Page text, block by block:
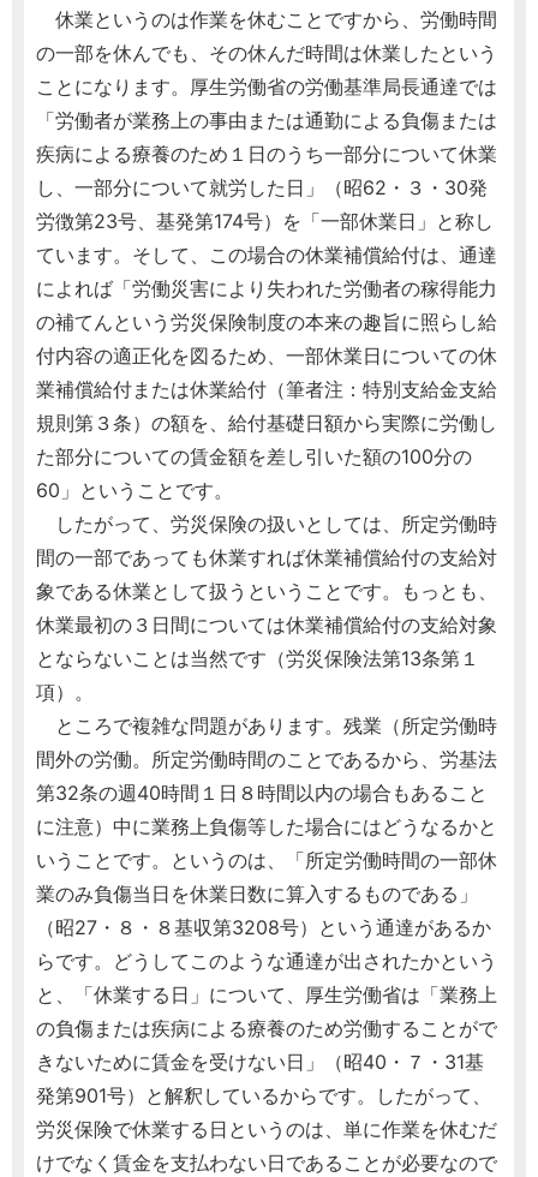
休業というのは作業を休むことですから、労働時間
の一部を休んでも、その休んだ時間は休業したという
ことになります。厚生労働省の労働基準局長通達では
「労働者が業務上の事由または通勤による負傷または
疾病による療養のため１日のうち一部分について休業
し、一部分について就労した日」（昭62・３・30発
労徴第23号、基発第174号）を「一部休業日」と称し
ています。そして、この場合の休業補償給付は、通達
によれば「労働災害により失われた労働者の稼得能力
の補てんという労災保険制度の本来の趣旨に照らし給
付内容の適正化を図るため、一部休業日についての休
業補償給付または休業給付（筆者注：特別支給金支給
規則第３条）の額を、給付基礎日額から実際に労働し
た部分についての賃金額を差し引いた額の100分の
60」ということです。
したがって、労災保険の扱いとしては、所定労働時
間の一部であっても休業すれば休業補償給付の支給対
象である休業として扱うということです。もっとも、
休業最初の３日間については休業補償給付の支給対象
とならないことは当然です（労災保険法第13条第１
項）。
ところで複雑な問題があります。残業（所定労働時
間外の労働。所定労働時間のことであるから、労基法
第32条の週40時間１日８時間以内の場合もあること
に注意）中に業務上負傷等した場合にはどうなるかと
いうことです。というのは、「所定労働時間の一部休
業のみ負傷当日を休業日数に算入するものである」
（昭27・８・８基収第3208号）という通達があるか
らです。どうしてこのような通達が出されたかという
と、「休業する日」について、厚生労働省は「業務上
の負傷または疾病による療養のため労働することがで
きないために賃金を受けない日」（昭40・７・31基
発第901号）と解釈しているからです。したがって、
労災保険で休業する日というのは、単に作業を休むだ
けでなく賃金を支払わない日であることが必要なので